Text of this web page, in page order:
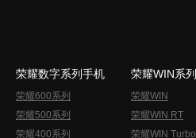
荣耀数字系列手机
荣耀600系列
荣耀500系列
荣耀400系列
荣耀WIN系列
荣耀WIN
荣耀WIN RT
荣耀WIN Turbo